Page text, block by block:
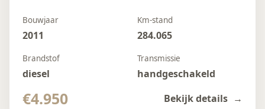
Bouwjaar
2011
Km-stand
284.065
Brandstof
diesel
Transmissie
handgeschakeld
€4.950 Bekijk details